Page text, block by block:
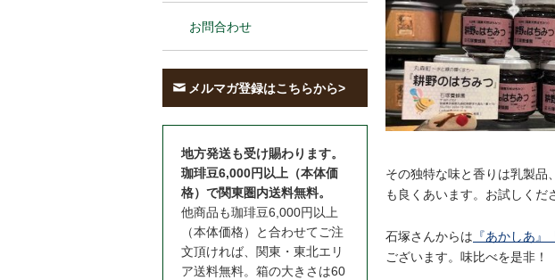
その独特な味と香りは乳製品
も良くあいます。お試しくだ
石塚さんからは 『あかしあ』
ございます。味比べを是非！
お問合わせ
メルマガ登録はこちらから>
地方発送も受け賜わります。
珈琲豆6,000円以上（本体価
格）で関東圏内送料無料。
他商品も珈琲豆6,000円以上
（本体価格）と合わせてご注
文頂ければ、関東・東北エリ
ア送料無料。箱の大きさは60